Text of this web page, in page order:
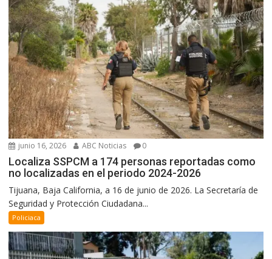
junio 16, 2026 ABC Noticias 0
Localiza SSPCM a 174 personas reportadas como
no localizadas en el periodo 2024-2026
Tijuana, Baja California, a 16 de junio de 2026. La Secretaría de
Seguridad y Protección Ciudadana...
Policiaca